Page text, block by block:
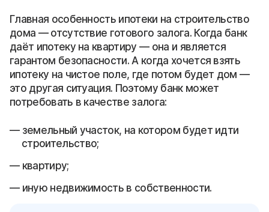
Главная особенность ипотеки на строительство
дома — отсутствие готового залога. Когда банк
даёт ипотеку на квартиру — она и является
гарантом безопасности. А когда хочется взять
ипотеку на чистое поле, где потом будет дом —
это другая ситуация. Поэтому банк может
потребовать в качестве залога:
земельный участок, на котором будет идти
строительство;
квартиру;
иную недвижимость в собственности.